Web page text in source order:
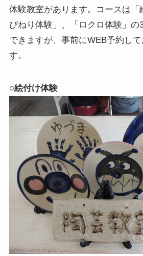
体験教室があります。コースは「
びねり体験」、「ロクロ体験」の
できますが、事前にWEB予約し
す。
○絵付け体験